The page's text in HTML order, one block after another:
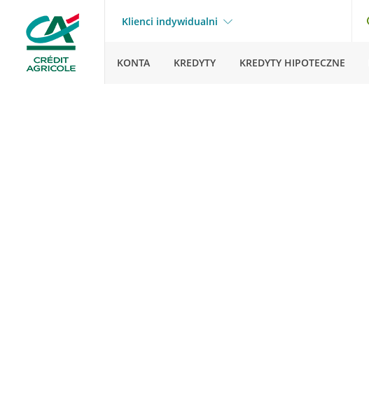
Klienci indywidualni
KONTA KREDYTY KREDYTY HIPOTECZNE